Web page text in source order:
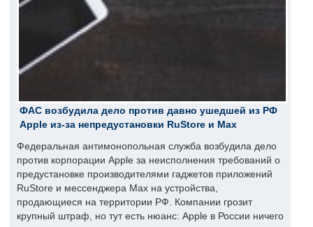
ФАС возбудила дело против давно ушедшей из РФ
Apple из-за непредустановки RuStore и Max
Федеральная антимонопольная служба возбудила дело
против корпорации Apple за неисполнения требований о
предустановке производителями гаджетов приложений
RuStore и мессенджера Max на устройства,
продающиеся на территории РФ. Компании грозит
крупный штраф, но тут есть нюанс: Apple в России ничего